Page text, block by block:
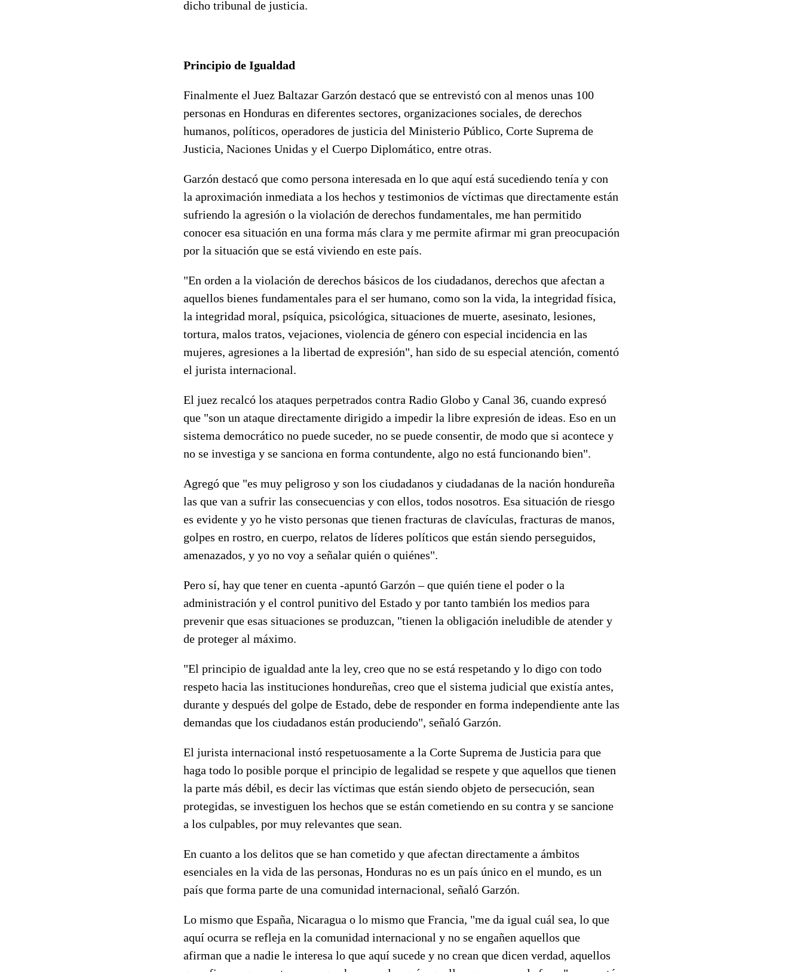
dicho tribunal de justicia.
Principio de Igualdad
Finalmente el Juez Baltazar Garzón destacó que se entrevistó con al menos unas 100
personas en Honduras en diferentes sectores, organizaciones sociales, de derechos
humanos, políticos, operadores de justicia del Ministerio Público, Corte Suprema de
Justicia, Naciones Unidas y el Cuerpo Diplomático, entre otras.
Garzón destacó que como persona interesada en lo que aquí está sucediendo tenía y con
la aproximación inmediata a los hechos y testimonios de víctimas que directamente están
sufriendo la agresión o la violación de derechos fundamentales, me han permitido
conocer esa situación en una forma más clara y me permite afirmar mi gran preocupación
por la situación que se está viviendo en este país.
"En orden a la violación de derechos básicos de los ciudadanos, derechos que afectan a
aquellos bienes fundamentales para el ser humano, como son la vida, la integridad física,
la integridad moral, psíquica, psicológica, situaciones de muerte, asesinato, lesiones,
tortura, malos tratos, vejaciones, violencia de género con especial incidencia en las
mujeres, agresiones a la libertad de expresión", han sido de su especial atención, comentó
el jurista internacional.
El juez recalcó los ataques perpetrados contra Radio Globo y Canal 36, cuando expresó
que "son un ataque directamente dirigido a impedir la libre expresión de ideas. Eso en un
sistema democrático no puede suceder, no se puede consentir, de modo que si acontece y
no se investiga y se sanciona en forma contundente, algo no está funcionando bien".
Agregó que "es muy peligroso y son los ciudadanos y ciudadanas de la nación hondureña
las que van a sufrir las consecuencias y con ellos, todos nosotros. Esa situación de riesgo
es evidente y yo he visto personas que tienen fracturas de clavículas, fracturas de manos,
golpes en rostro, en cuerpo, relatos de líderes políticos que están siendo perseguidos,
amenazados, y yo no voy a señalar quién o quiénes".
Pero sí, hay que tener en cuenta -apuntó Garzón – que quién tiene el poder o la
administración y el control punitivo del Estado y por tanto también los medios para
prevenir que esas situaciones se produzcan, "tienen la obligación ineludible de atender y
de proteger al máximo.
"El principio de igualdad ante la ley, creo que no se está respetando y lo digo con todo
respeto hacia las instituciones hondureñas, creo que el sistema judicial que existía antes,
durante y después del golpe de Estado, debe de responder en forma independiente ante las
demandas que los ciudadanos están produciendo", señaló Garzón.
El jurista internacional instó respetuosamente a la Corte Suprema de Justicia para que
haga todo lo posible porque el principio de legalidad se respete y que aquellos que tienen
la parte más débil, es decir las víctimas que están siendo objeto de persecución, sean
protegidas, se investiguen los hechos que se están cometiendo en su contra y se sancione
a los culpables, por muy relevantes que sean.
En cuanto a los delitos que se han cometido y que afectan directamente a ámbitos
esenciales en la vida de las personas, Honduras no es un país único en el mundo, es un
país que forma parte de una comunidad internacional, señaló Garzón.
Lo mismo que España, Nicaragua o lo mismo que Francia, "me da igual cuál sea, lo que
aquí ocurra se refleja en la comunidad internacional y no se engañen aquellos que
afirman que a nadie le interesa lo que aquí sucede y no crean que dicen verdad, aquellos